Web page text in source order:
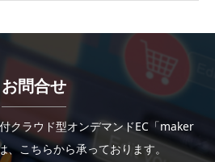
お問合せ
クラウド型オンデマンドEC「maker
こちらから承っております。